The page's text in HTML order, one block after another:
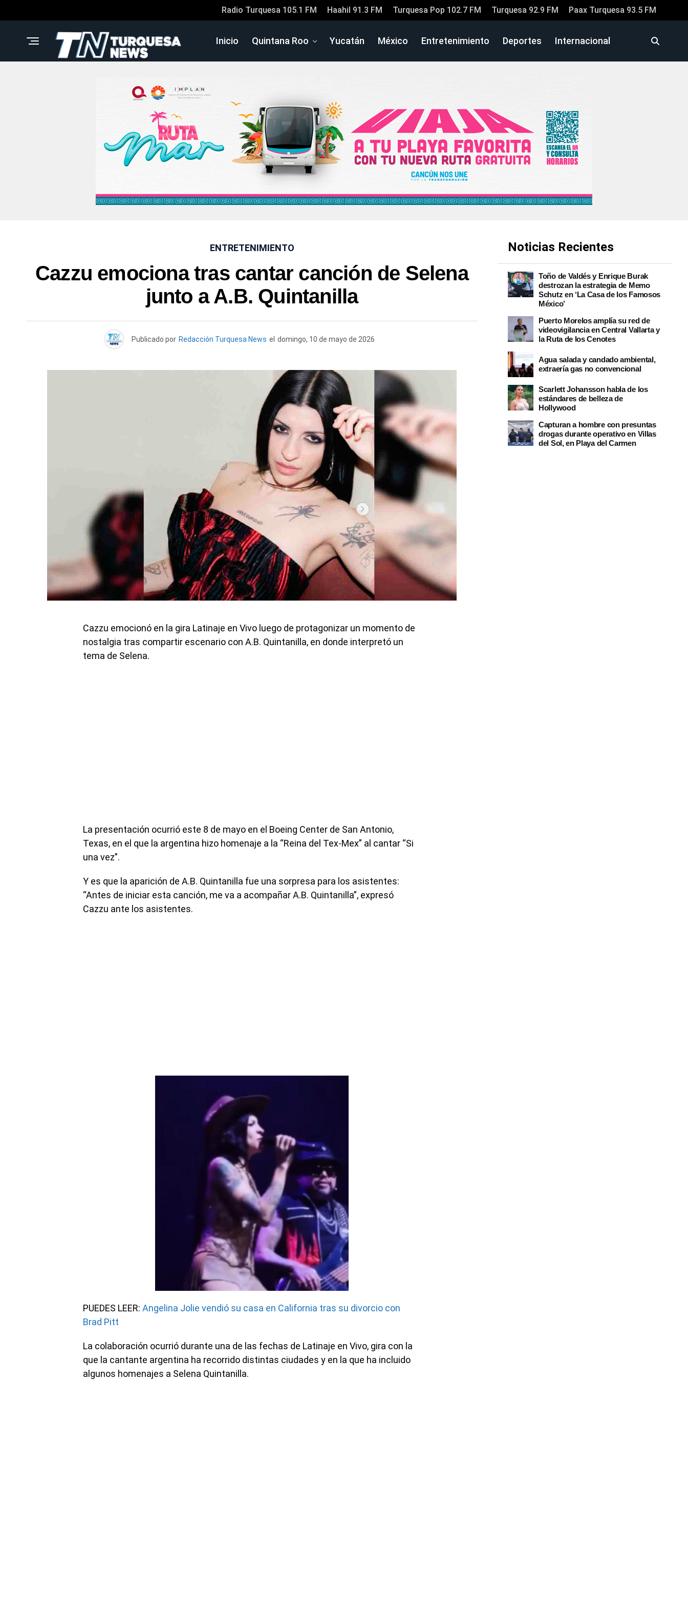
Radio Turquesa 105.1 FM Haahil 91.3 FM Turquesa Pop 102.7 FM Turquesa 92.9 FM Paax Turquesa 93.5 FM
Inicio Quintana Roo Yucatán México Entretenimiento Deportes Internacional
ENTRETENIMIENTO
Cazzu emociona tras cantar canción de Selena
junto a A.B. Quintanilla
Publicado por Redacción Turquesa News el domingo, 10 de mayo de 2026
Cazzu emocionó en la gira Latinaje en Vivo luego de protagonizar un momento de
nostalgia tras compartir escenario con A.B. Quintanilla, en donde interpretó un
tema de Selena.
La presentación ocurrió este 8 de mayo en el Boeing Center de San Antonio,
Texas, en el que la argentina hizo homenaje a la “Reina del Tex-Mex” al cantar “Si
una vez”.
Y es que la aparición de A.B. Quintanilla fue una sorpresa para los asistentes:
“Antes de iniciar esta canción, me va a acompañar A.B. Quintanilla”, expresó
Cazzu ante los asistentes.
PUEDES LEER: Angelina Jolie vendió su casa en California tras su divorcio con
Brad Pitt
La colaboración ocurrió durante una de las fechas de Latinaje en Vivo, gira con la
que la cantante argentina ha recorrido distintas ciudades y en la que ha incluido
algunos homenajes a Selena Quintanilla.
Noticias Recientes
Toño de Valdés y Enrique Burak
destrozan la estrategia de Memo
Schutz en ‘La Casa de los Famosos
México’
Puerto Morelos amplía su red de
videovigilancia en Central Vallarta y
la Ruta de los Cenotes
Agua salada y candado ambiental,
extraería gas no convencional
Scarlett Johansson habla de los
estándares de belleza de
Hollywood
Capturan a hombre con presuntas
drogas durante operativo en Villas
del Sol, en Playa del Carmen